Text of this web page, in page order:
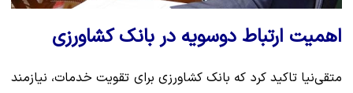
اهمیت ارتباط دوسویه در بانک کشاورزی
متقی‌نیا تاکید کرد که بانک کشاورزی برای تقویت خدمات، نیازمند